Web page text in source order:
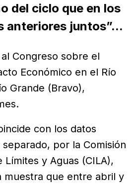
del ciclo que en los
anteriores juntos”...
Congreso sobre el
Económico en el Río
Grande (Bravo),
con los datos
por la Comisión
Límites y Aguas (CILA),
muestra que entre abril y